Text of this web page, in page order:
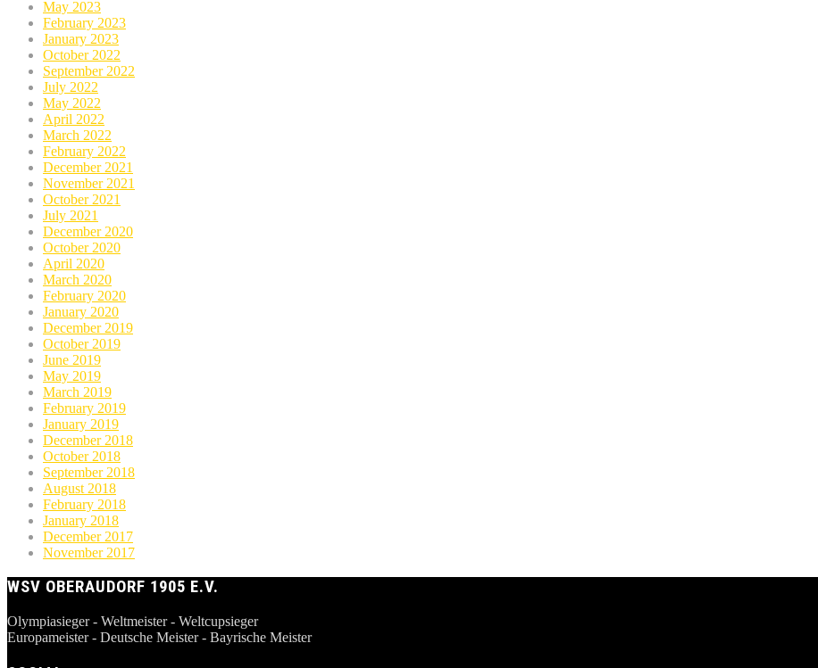
May 2023
February 2023
January 2023
October 2022
September 2022
July 2022
May 2022
April 2022
March 2022
February 2022
December 2021
November 2021
October 2021
July 2021
December 2020
October 2020
April 2020
March 2020
February 2020
January 2020
December 2019
October 2019
June 2019
May 2019
March 2019
February 2019
January 2019
December 2018
October 2018
September 2018
August 2018
February 2018
January 2018
December 2017
November 2017
WSV OBERAUDORF 1905 E.V.
Olympiasieger - Weltmeister - Weltcupsieger
Europameister - Deutsche Meister - Bayrische Meister